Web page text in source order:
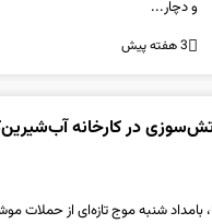
و دچار...
3 هفته پیش
در کارخانه
بامداد شنبه موج تازه‌ای از حملات